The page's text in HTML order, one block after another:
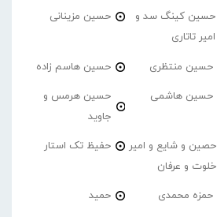
حسین کینگ سد و
امیر تاتاری
حسین مزینانی
حسین منتظری حسین هاسم زاده
حسین هاشمی
حسین هرمس و
جاوید
حصین و شایع و امیر
خلوت و عرفان
حفیظ تک استار
حمزه محمدی حمید